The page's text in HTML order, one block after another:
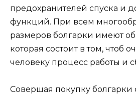
предохранителей спуска и
функций. При всем
размеров болгарки имеют
которая состоит в том, чтоб
человеку процесс работы и
Совершая покупку болгарки